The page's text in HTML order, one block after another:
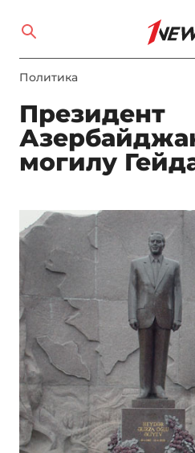
Политика
Президент
могилу